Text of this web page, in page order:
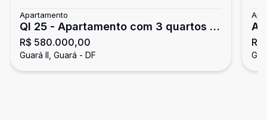
Apartamento
QI 25 - Apartamento com 3 quartos -
1 vaga - elevador - aceita
financiamento e FGTS - Guará II
R$ 580.000,00
Guará II, Guará - DF